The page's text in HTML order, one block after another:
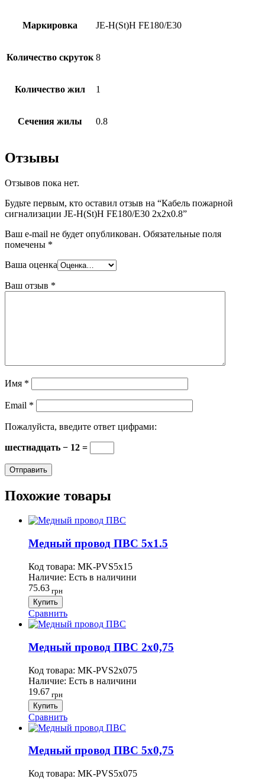
Маркировка JE-H(St)H FE180/E30
Количество скруток 8
Количество жил 1
Сечения жилы 0.8
Отзывы
Отзывов пока нет.
Будьте первым, кто оставил отзыв на “Кабель пожарной
сигнализации JE-H(St)H FE180/E30 2х2х0.8”
Ваш e-mail не будет опубликован. Обязательные поля
помечены *
Ваша оценка
Ваш отзыв *
Имя *
Email *
Пожалуйста, введите ответ цифрами:
шестнадцать − 12 =
Похожие товары
Медный провод ПВС 5х1.5
Код товара: MK-PVS5х15
Наличие: Есть в наличини
75.63 грн
Купить
Сравнить
Медный провод ПВС 2х0,75
Код товара: MK-PVS2х075
Наличие: Есть в наличини
19.67 грн
Купить
Сравнить
Медный провод ПВС 5х0,75
Код товара: MK-PVS5х075